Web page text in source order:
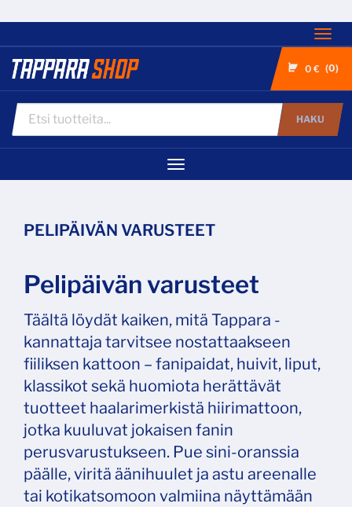
0 € 0
HAKU
Navigaatio
PELIPÄIVÄN VARUSTEET
Pelipäivän varusteet
Täältä löydät kaiken, mitä Tappara -
kannattaja tarvitsee nostattaakseen
fiiliksen kattoon – fanipaidat, huivit, liput,
klassikot sekä huomiota herättävät
tuotteet haalarimerkistä hiirimattoon,
jotka kuuluvat jokaisen fanin
perusvarustukseen. Pue sini-oranssia
päälle, viritä äänihuulet ja astu areenalle
tai kotikatsomoon valmiina näyttämään